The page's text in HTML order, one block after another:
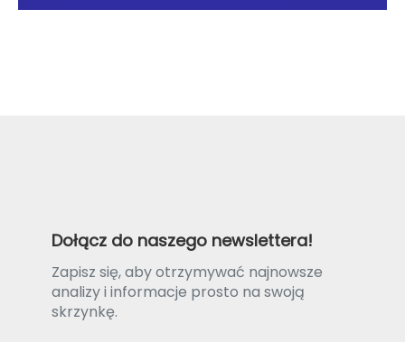
Dołącz do naszego newslettera!
Zapisz się, aby otrzymywać najnowsze
analizy i informacje prosto na swoją
skrzynkę.